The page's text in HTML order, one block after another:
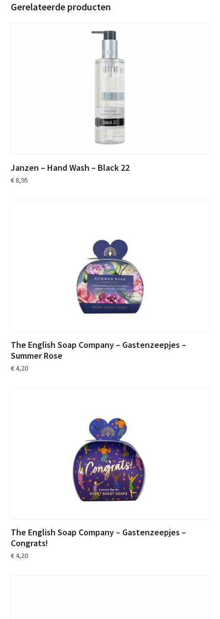
Gerelateerde producten
Janzen – Hand Wash – Black 22
€8,95
The English Soap Company – Gastenzeepjes –
Summer Rose
€4,20
The English Soap Company – Gastenzeepjes –
Congrats!
€4,20